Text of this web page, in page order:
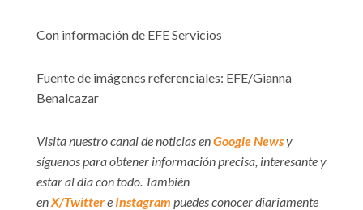
Con información de EFE Servicios
Fuente de imágenes referenciales: EFE/Gianna
Benalcazar
Visita nuestro canal de noticias enGoogle Newsy
síguenos para obtener información precisa, interesante y
estar al día con todo. También
en X/Twittere Instagram puedes conocer diariamente